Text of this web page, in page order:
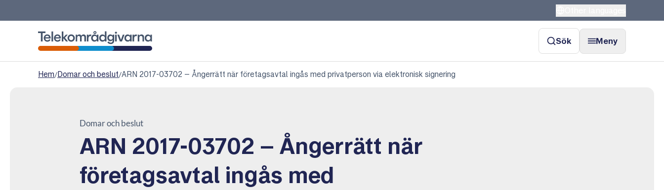
Sök Meny
Hem/Domar och beslut/ARN 2017-03702 – Ångerrätt när företagsavtal ingås med privatperson via elektronisk signering
Domar och beslut
ARN 2017-03702 – Ångerrätt när
företagsavtal ingås med